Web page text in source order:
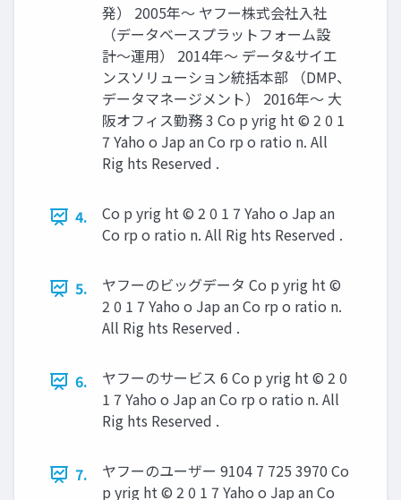
発） 2005年〜 ヤフー株式会社入社
（データベースプラットフォーム設
計〜運用） 2014年〜 データ&サイエ
ンスソリューション統括本部 （DMP、
データマネージメント） 2016年〜 大
阪オフィス勤務 3 Co p yrig ht © 2 0 1
7 Yaho o Jap an Co rp o ratio n. All
Rig hts Reserved .
4.
Co p yrig ht © 2 0 1 7 Yaho o Jap an
Co rp o ratio n. All Rig hts Reserved .
5.
ヤフーのビッグデータ Co p yrig ht ©
2 0 1 7 Yaho o Jap an Co rp o ratio n.
All Rig hts Reserved .
6.
ヤフーのサービス 6 Co p yrig ht © 2 0
1 7 Yaho o Jap an Co rp o ratio n. All
Rig hts Reserved .
7.
ヤフーのユーザー 9104 7 725 3970 Co
p yrig ht © 2 0 1 7 Yaho o Jap an Co